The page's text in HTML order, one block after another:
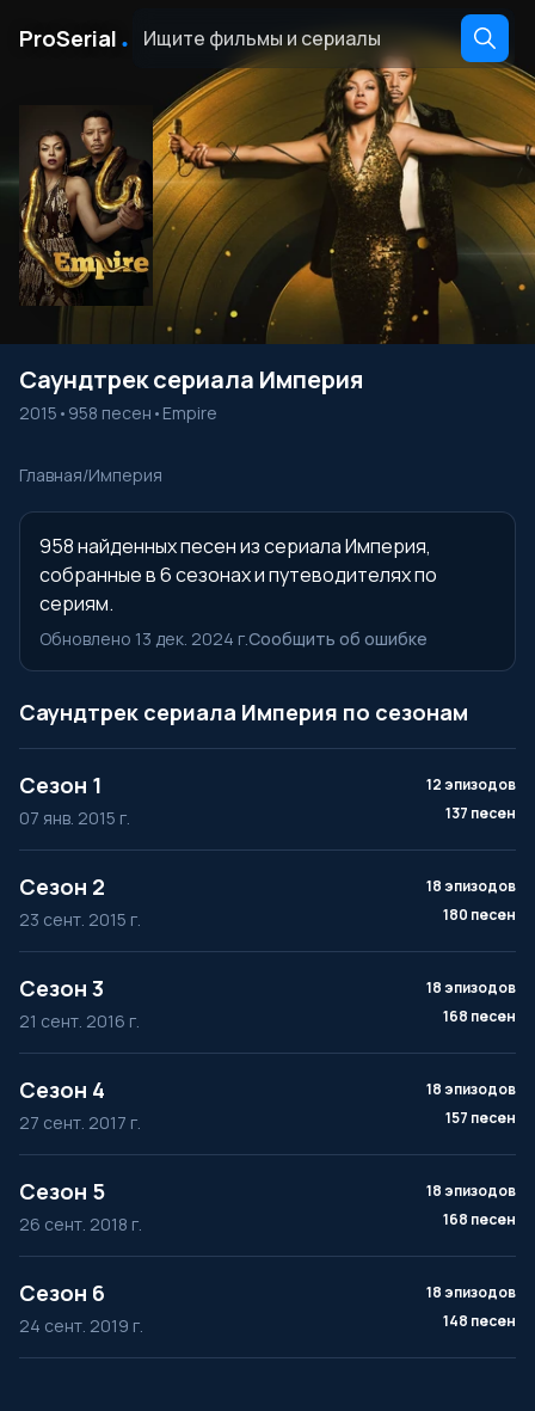
ProSerial ․
Саундтрек сериала Империя
2015 • 958 песен • Empire
Главная/Империя
958 найденных песен из сериала Империя,
собранные в 6 сезонах и путеводителях по
сериям.
Обновлено 13 дек. 2024 г.Сообщить об ошибке
Саундтрек сериала Империя по сезонам
Сезон 1
07 янв. 2015 г.
12 эпизодов
137 песен
Сезон 2
23 сент. 2015 г.
18 эпизодов
180 песен
Сезон 3
21 сент. 2016 г.
18 эпизодов
168 песен
Сезон 4
27 сент. 2017 г.
18 эпизодов
157 песен
Сезон 5
26 сент. 2018 г.
18 эпизодов
168 песен
Сезон 6
24 сент. 2019 г.
18 эпизодов
148 песен